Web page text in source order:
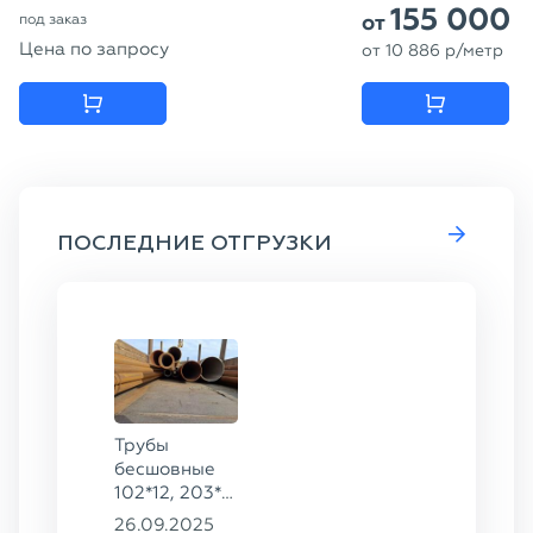
под заказ
Цена по запросу
от155 000
от 10 886 p/метр
ПОСЛЕДНИЕ ОТГРУЗКИ
Трубы
бесшовные
102*12, 203*8,
426*9, 168*12,
26.09.2025